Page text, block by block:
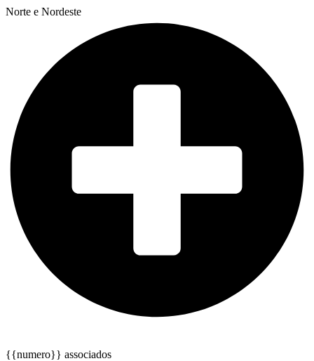
Norte e Nordeste
{{numero}} associados